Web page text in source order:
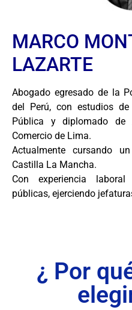
MARCO
LAZARTE
Abogado egresado de la
del Perú, con estudios
Pública y diplomado de
Comercio de Lima.
Actualmente cursando
Castilla La Mancha.
Con experiencia
públicas, ejerciendo
¿ Por